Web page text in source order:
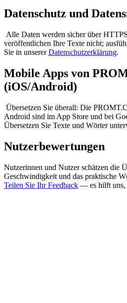
Datenschutz und
Alle Daten werden sicher über
veröffentlichen Ihre Texte nicht;
Sie in unsererDatenschutzerklärung.
Mobile Apps von
(iOS/Android)
Übersetzen Sie überall: Die
Android sind im App Store und bei
Übersetzen Sie Texte und Wörter
Nutzerbewertungen
Nutzerinnen und Nutzer schätzen die
Geschwindigkeit und das praktische
Teilen Sie Ihr Feedback — es hilft uns,